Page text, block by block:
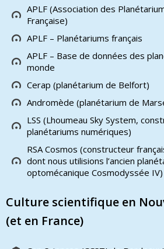
APLF (Association des
Française)
APLF – Planétariums français
APLF – Base de données des
monde
Cerap (planétarium de Belfort)
Andromède (planétarium de
LSS (Lhoumeau Sky System,
planétariums numériques)
RSA Cosmos (constructeur
dont nous utilisions l’ancien
optomécanique Cosmodyssée IV)
Culture scientifique en
(et en France)